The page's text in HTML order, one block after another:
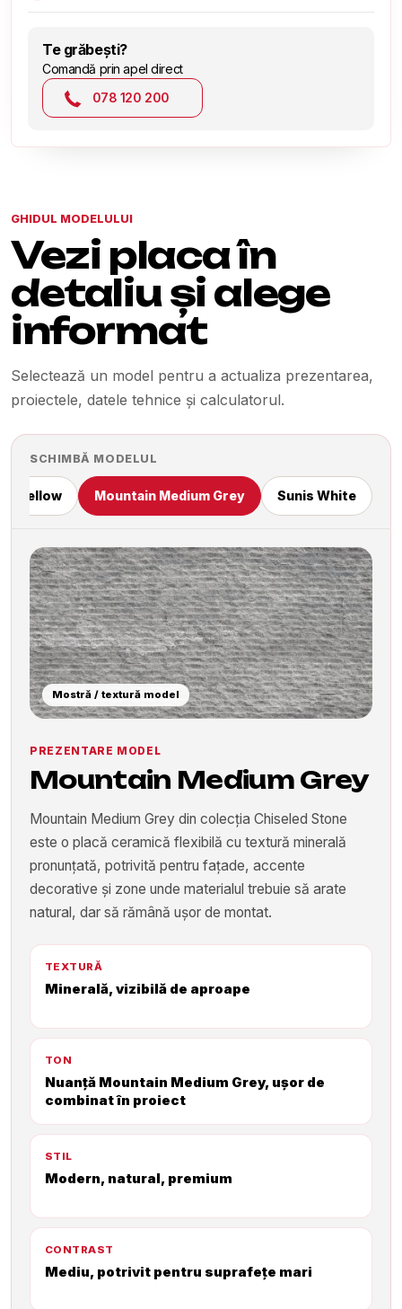
Te grăbești?
Comandă prin apel direct
078 120 200
GHIDUL MODELULUI
Vezi placa în
detaliu și alege
informat
Selectează un model pentru a actualiza prezentarea,
proiectele, datele tehnice și calculatorul.
SCHIMBĂ MODELUL
Yellow Mountain Medium Grey Sunis White
Mostră / textură model
PREZENTARE MODEL
Mountain Medium Grey
Mountain Medium Grey din colecția Chiseled Stone
este o placă ceramică flexibilă cu textură minerală
pronunțată, potrivită pentru fațade, accente
decorative și zone unde materialul trebuie să arate
natural, dar să rămână ușor de montat.
TEXTURĂ
Minerală, vizibilă de aproape
TON
Nuanță Mountain Medium Grey, ușor de
combinat în proiect
STIL
Modern, natural, premium
CONTRAST
Mediu, potrivit pentru suprafețe mari